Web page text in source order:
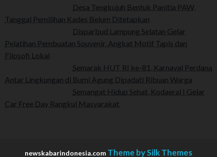
Desa Tengkujuh Bentuk Panitia PAW,
Tanggal Pemilihan Kades Belum Ditetapkan
Disparbud Lampung Selatan Gelar
Pelatihan Pembuatan Souvenir, Angkat Motif Tapis dan
Filosofi Lokal
Semarak HUT RI ke-81, Karnaval Perdana
Antar Lingkungan di Bumi Agung Dipadati Ribuan Warga
Semangat Hidup Sehat, Kodaeral I Gelar
Car Free Day Rangkul Masyarakat
newskabarindonesia.com Theme by Silk Themes